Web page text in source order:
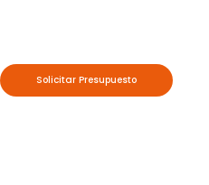
Solicitar Presupuesto